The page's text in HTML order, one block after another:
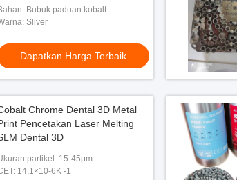
Bubuk paduan kobalt
Sliver
Dapatkan Harga Terbaik
Chrome Dental 3D Metal
Pencetakan Laser Melting
Dental 3D
partikel: 15-45μm
14,1×10-6K -1